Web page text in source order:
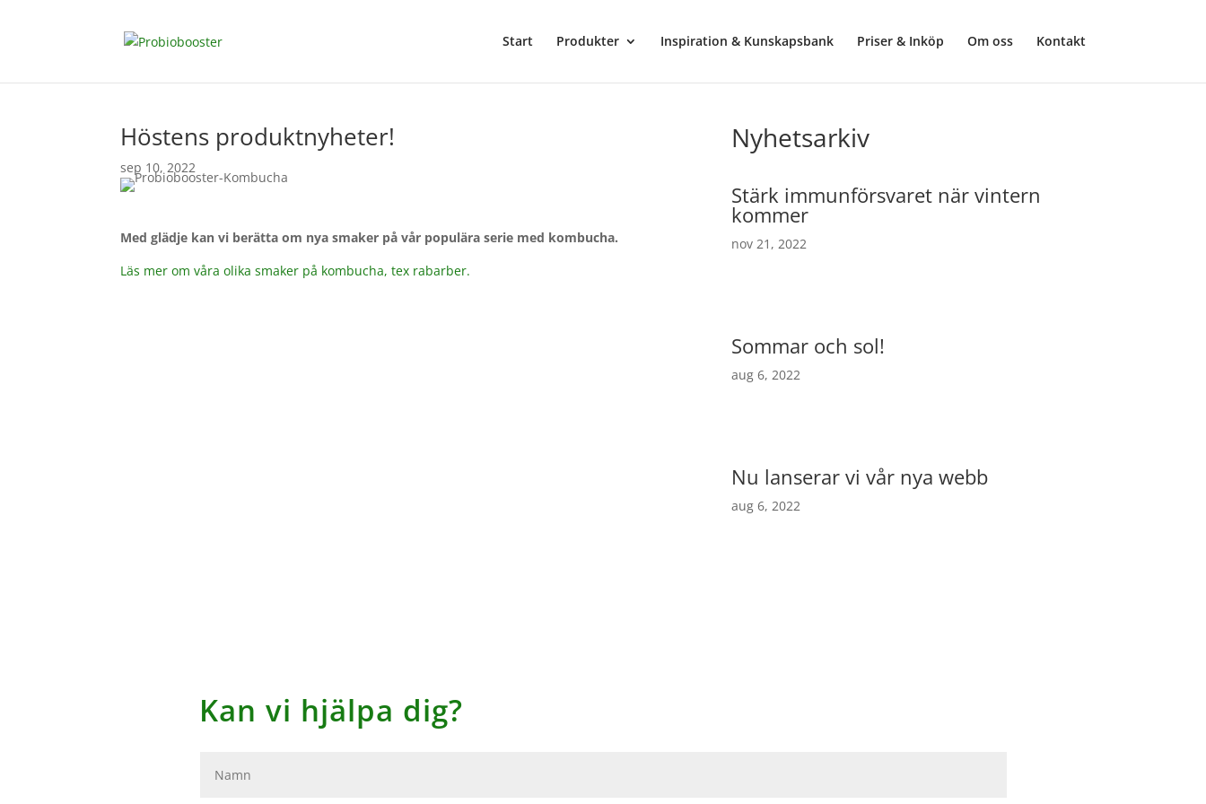
Start Produkter Inspiration & Kunskapsbank Priser & Inköp Om oss Kontakt
Höstens produktnyheter!
sep 10, 2022
Med glädje kan vi berätta om nya smaker på vår populära serie med kombucha.
Läs mer om våra olika smaker på kombucha, tex rabarber.
Nyhetsarkiv
Stärk immunförsvaret när vintern
kommer
nov 21, 2022
Sommar och sol!
aug 6, 2022
Nu lanserar vi vår nya webb
aug 6, 2022
Kan vi hjälpa dig?